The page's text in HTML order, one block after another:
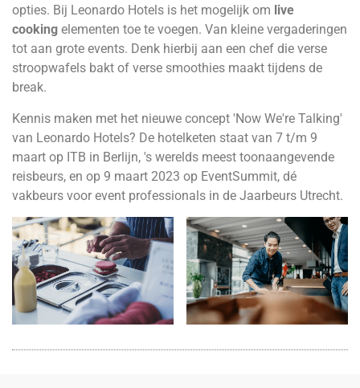
opties. Bij Leonardo Hotels is het mogelijk om live
cooking elementen toe te voegen. Van kleine vergaderingen
tot aan grote events. Denk hierbij aan een chef die verse
stroopwafels bakt of verse smoothies maakt tijdens de
break.
Kennis maken met het nieuwe concept 'Now We're Talking'
van Leonardo Hotels? De hotelketen staat van 7 t/m 9
maart op ITB in Berlijn, 's werelds meest toonaangevende
reisbeurs, en op 9 maart 2023 op EventSummit, dé
vakbeurs voor event professionals in de Jaarbeurs Utrecht.